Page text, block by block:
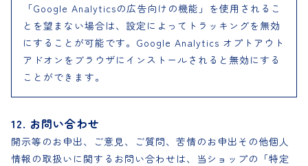
「Google Analyticsの広告向けの機能」を使用されるこ
とを望まない場合は、設定によってトラッキングを無効
にすることが可能です。Google Analytics オプトアウト
アドオンをブラウザにインストールされると無効にする
ことができます。
12. お問い合わせ
開示等のお申出、ご意見、ご質問、苦情のお申出その他個人
情報の取扱いに関するお問い合わせは、当ショップの「特定